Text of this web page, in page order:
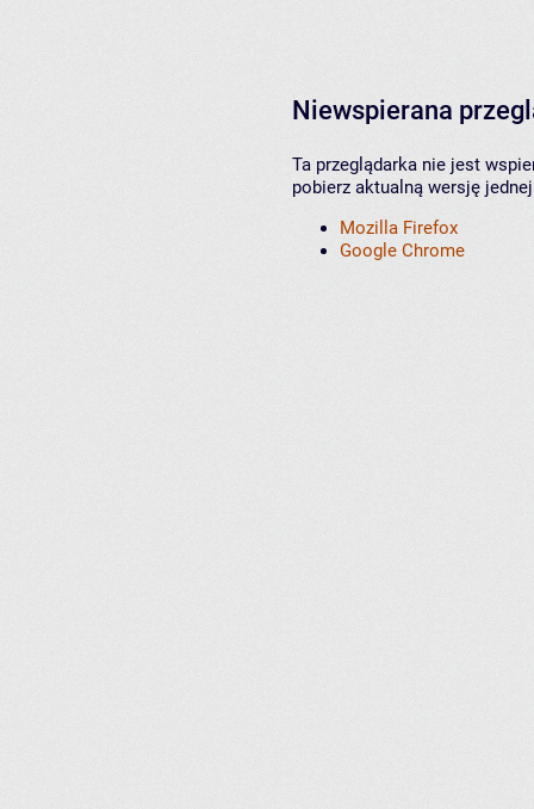
Niewspierana
Ta przeglądarka nie jest
pobierz aktualną wersję
Mozilla Firefox
Google Chrome